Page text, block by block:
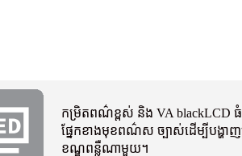
កម្រិតពណ៌ខ្ពស់ និង VA blackLCD ធំ
ផ្នែកខាងមុខពណ៌ស ច្បាស់ដើម្បីបង្ហាញ
ខណ្ឌពន្លឺណាមួយ។